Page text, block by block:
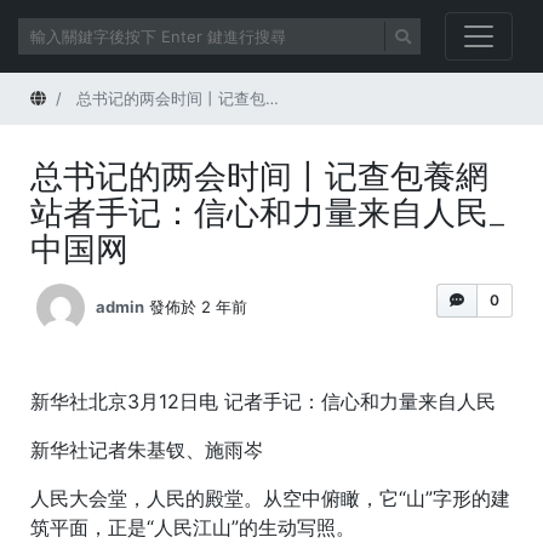
首頁 总书记的两会时间丨记查包養網站者手记：信心和力量来自人民_中国网
总书记的两会时间丨记查包養網
站者手记：信心和力量来自人民_
中国网
0
admin 發佈於 2 年前
新华社北京3月12日电 记者手记：信心和力量来自人民
新华社记者朱基钗、施雨岑
人民大会堂，人民的殿堂。从空中俯瞰，它“山”字形的建
筑平面，正是“人民江山”的生动写照。